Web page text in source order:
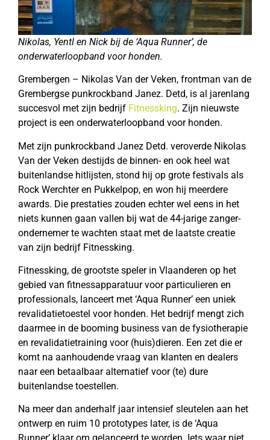
Nikolas, Yentl en Nick bij de ‘Aqua Runner’, de
onderwaterloopband voor honden.
Grembergen – Nikolas Van der Veken, frontman van de
Grembergse punkrockband Janez. Detd, is al jarenlang
succesvol met zijn bedrijf Fitnessking. Zijn nieuwste
project is een onderwaterloopband voor honden.
Met zijn punkrockband Janez Detd. veroverde Nikolas
Van der Veken destijds de binnen- en ook heel wat
buitenlandse hitlijsten, stond hij op grote festivals als
Rock Werchter en Pukkelpop, en won hij meerdere
awards. Die prestaties zouden echter wel eens in het
niets kunnen gaan vallen bij wat de 44-jarige zanger-
ondernemer te wachten staat met de laatste creatie
van zijn bedrijf Fitnessking.
Fitnessking, de grootste speler in Vlaanderen op het
gebied van fitnessapparatuur voor particulieren en
professionals, lanceert met ‘Aqua Runner’ een uniek
revalidatietoestel voor honden. Het bedrijf mengt zich
daarmee in de booming business van de fysiotherapie
en revalidatietraining voor (huis)dieren. Een zet die er
komt na aanhoudende vraag van klanten en dealers
naar een betaalbaar alternatief voor (te) dure
buitenlandse toestellen.
Na meer dan anderhalf jaar intensief sleutelen aan het
ontwerp en ruim 10 prototypes later, is de ‘Aqua